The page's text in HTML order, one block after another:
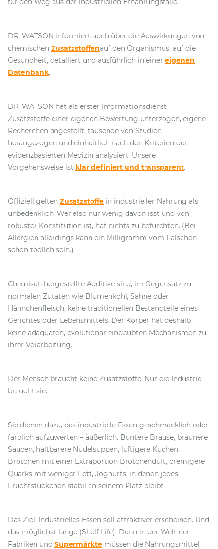
für den Weg aus der industriellen Ernährungsfalle.
DR. WATSON informiert auch über die Auswirkungen von
chemischen Zusatzstoffenauf den Organismus, auf die
Gesundheit, detalliert und ausführlich in einer eigenen
Datenbank.
DR. WATSON hat als erster Informationsdienst
Zusatzstoffe einer eigenen Bewertung unterzogen, eigene
Recherchen angestellt, tausende von Studien
herangezogen und einheitlich nach den Kriterien der
evidenzbasierten Medizin analysiert. Unsere
Vorgehensweise ist klar definiert und transparent.
Offiziell gelten Zusatzstoffe in industrieller Nahrung als
unbedenklich. Wer also nur wenig davon isst und von
robuster Konstitution ist, hat nichts zu befürchten. (Bei
Allergien allerdings kann ein Milligramm vom Falschen
schon tödlich sein.)
Chemisch hergestellte Additive sind, im Gegensatz zu
normalen Zutaten wie Blumenkohl, Sahne oder
Hähnchenfleisch, keine traditionellen Bestandteile eines
Gerichtes oder Lebensmittels. Der Körper hat deshalb
keine adäquaten, evolutionär eingeübten Mechanismen zu
ihrer Verarbeitung.
Der Mensch braucht keine Zusatzstoffe. Nur die Industrie
braucht sie.
Sie dienen dazu, das industrielle Essen geschmacklich oder
farblich aufzuwerten – äußerlich. Buntere Brause, braunere
Saucen, haltbarere Nudelsuppen, luftigere Kuchen,
Brötchen mit einer Extraportion Brötchenduft, cremigere
Quarks mit weniger Fett, Joghurts, in denen jedes
Fruchtstückchen stabil an seinem Platz bleibt.
Das Ziel: Industrielles Essen soll attraktiver erscheinen. Und
das möglichst lange (Shelf Life). Denn in der Welt der
Fabriken und Supermärkte müssen die Nahrungsmittel